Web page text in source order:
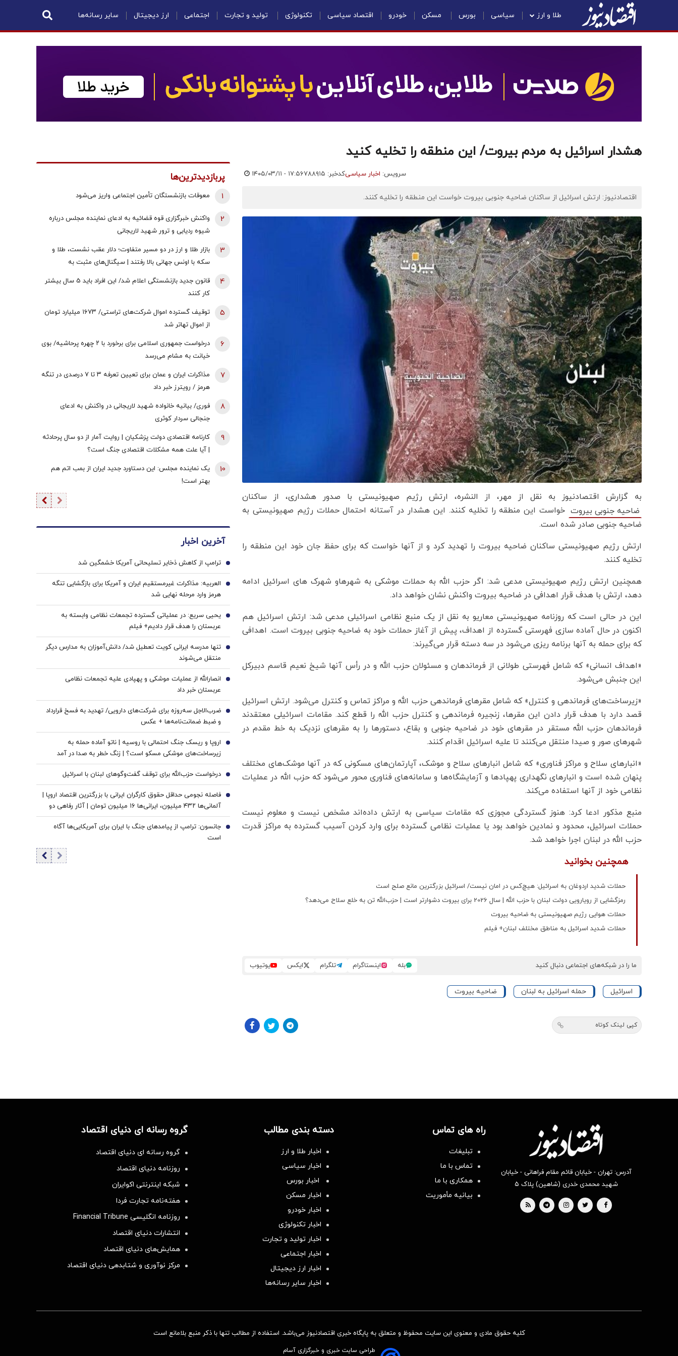
طلا و ارز سیاسی بورس مسکن خودرو اقتصاد سیاسی تکنولوژی تولید و تجارت اجتماعی ارز دیجیتال سایر رسانه‌ها
هشدار اسرائیل به مردم بیروت/ این منطقه را تخلیه کنید
سرویس: اخبار سیاسیکدخبر: ۷۸۸۹۱۵ ۱۴۰۵/۰۳/۱۱ - ۱۷:۵۶
اقتصادنیوز: ارتش اسرائیل از ساکنان ضاحیه جنوبی بیروت خواست این منطقه را تخلیه کنند.
به گزارش اقتصادنیوز به نقل از مهر، از النشره، ارتش رژیم صهیونیستی با صدور هشداری، از ساکنان
ضاحیه جنوبی بیروت خواست این منطقه را تخلیه کنند. این هشدار در آستانه احتمال حملات رژیم صهیونیستی به
ضاحیه جنوبی صادر شده است.
ارتش رژیم صهیونیستی ساکنان ضاحیه بیروت را تهدید کرد و از آنها خواست که برای حفظ جان خود این منطقه را
تخلیه کنند.
همچنین ارتش رژیم صهیونیستی مدعی شد: اگر حزب الله به حملات موشکی به شهرهاو شهرک های اسرائیل ادامه
دهد، ارتش با هدف قرار اهدافی در ضاحیه بیروت واکنش نشان خواهد داد.
این در حالی است که روزنامه صهیونیستی معاریو به نقل از یک منبع نظامی اسرائیلی مدعی شد: ارتش اسرائیل هم
اکنون در حال آماده سازی فهرستی گسترده از اهداف، پیش از آغاز حملات خود به ضاحیه جنوبی بیروت است. اهدافی
که برای حمله به آنها برنامه ریزی می‌شود در سه دسته قرار می‌گیرند:
«اهداف انسانی» که شامل فهرستی طولانی از فرماندهان و مسئولان حزب الله و در رأس آنها شیخ نعیم قاسم دبیرکل
این جنبش می‌شود.
«زیرساخت‌های فرماندهی و کنترل» که شامل مقرهای فرماندهی حزب الله و مراکز تماس و کنترل می‌شود. ارتش اسرائیل
قصد دارد با هدف قرار دادن این مقرها، زنجیره فرماندهی و کنترل حزب الله را قطع کند. مقامات اسرائیلی معتقدند
فرماندهان حزب الله مستقر در مقرهای خود در ضاحیه جنوبی و بقاع، دستورها را به مقرهای نزدیک به خط مقدم در
شهرهای صور و صیدا منتقل می‌کنند تا علیه اسرائیل اقدام کنند.
«انبارهای سلاح و مراکز فناوری» که شامل انبارهای سلاح و موشک، آپارتمان‌های مسکونی که در آنها موشک‌های مختلف
پنهان شده است و انبارهای نگهداری پهپادها و آزمایشگاه‌ها و سامانه‌های فناوری محور می‌شود که حزب الله در عملیات
نظامی خود از آنها استفاده می‌کند.
منبع مذکور ادعا کرد: هنوز گستردگی مجوزی که مقامات سیاسی به ارتش داده‌اند مشخص نیست و معلوم نیست
حملات اسرائیل، محدود و نمادین خواهد بود یا عملیات نظامی گسترده برای وارد کردن آسیب گسترده به مراکز قدرت
حزب الله در لبنان اجرا خواهد شد.
همچنین بخوانید
حملات شدید اردوغان به اسرائیل: هیچ‌کس در امان نیست/ اسرائیل بزرگترین مانع صلح است
رمزگشایی از رویارویی دولت لبنان با حزب الله | سال 2026 برای بیروت دشوارتر است | حزب‌الله تن به خلع سلاح می‌دهد؟
حملات هوایی رژیم صهیونیستی به ضاحیه بیروت
حملات شدید اسرائیل به مناطق مختلف لبنان+ فیلم
ما را در شبکه‌های اجتماعی دنبال کنید بله اینستاگرام تلگرام ایکس یوتیوب
اسرائیل حمله اسرائیل به لبنان ضاحیه بیروت
کپی لینک کوتاه
پربازدیدترین‌ها
معوقات بازنشستگان تأمین اجتماعی واریز می‌شود 1
واکنش خبرگزاری قوه قضائیه به ادعای نماینده مجلس درباره
شیوه ردیابی و ترور شهید لاریجانی
2
بازار طلا و ارز در دو مسیر متفاوت؛ دلار عقب نشست، طلا و
سکه با اونس جهانی بالا رفتند | سیگنال‌های مثبت به
3
قانون جدید بازنشستگی اعلام شد/ این افراد باید 5 سال بیشتر
کار کنند
4
توقیف گسترده اموال شرکت‌های تراستی/ ۱۶۷۳ میلیارد تومان
از اموال تهاتر شد
5
درخواست جمهوری اسلامی برای برخورد با ۲ چهره پرحاشیه/ بوی
خیانت به مشام می‌رسد
6
مذاکرات ایران و عمان برای تعیین تعرفه ۳ تا ۷ درصدی در تنگه
هرمز / رویترز خبر داد
7
فوری/ بیانیه خانواده شهید لاریجانی در واکنش به ادعای
جنجالی سردار کوثری
8
کارنامه اقتصادی دولت پزشکیان | روایت آمار از دو سال پرحادثه
| آیا علت همه مشکلات اقتصادی جنگ است؟
9
یک نماینده مجلس: این دستاورد جدید ایران از بمب اتم هم
بهتر است!
10
آخرین اخبار
ترامپ از کاهش ذخایر تسلیحاتی آمریکا خشمگین شد 1
العربیه: مذاکرات غیرمستقیم ایران و آمریکا برای بازگشایی تنگه
هرمز وارد مرحله نهایی شد
2
یحیی سریع: در عملیاتی گسترده تجمعات نظامی وابسته به
عربستان را هدف قرار دادیم+ فیلم
3
تنها مدرسه ایرانی کویت تعطیل شد/ دانش‌آموزان به مدارس دیگر
منتقل می‌شوند
4
انصارالله از عملیات موشکی و پهپادی علیه تجمعات نظامی
عربستان خبر داد
5
ضرب‌الاجل سه‌روزه برای شرکت‌های دارویی/ تهدید به فسخ قرارداد
و ضبط ضمانت‌نامه‌ها + عکس
6
اروپا و ریسک جنگ احتمالی با روسیه | ناتو آماده حمله به
زیرساخت‌های موشکی مسکو است؟ | زنگ خطر به صدا در آمد
7
درخواست حزب‌الله برای توقف گفت‌وگوهای لبنان با اسرائیل 8
فاصله نجومی حداقل حقوق کارگران ایرانی با بزرگترین اقتصاد اروپا |
آلمانی‌ها ۴۳۲ میلیون، ایرانی‌ها ۱۶ میلیون تومان | آثار رفاهی دو
مدل اقتصادی متفاوت
9
جانسون: ترامپ از پیامدهای جنگ با ایران برای آمریکایی‌ها آگاه
است
10
آدرس: تهران - خیابان قائم مقام فراهانی - خیابان
شهید محمدی خدری (شاهین) پلاک ۵
راه های تماس
تبلیغات
تماس با ما
همکاری با ما
بیانیه مأموریت
دسته بندی مطالب
اخبار طلا و ارز
اخبار سیاسی
اخبار بورس
اخبار مسکن
اخبار خودرو
اخبار تکنولوژی
اخبار تولید و تجارت
اخبار اجتماعی
اخبار ارز دیجیتال
اخبار سایر رسانه‌‌ها
گروه رسانه ای دنیای اقتصاد
گروه رسانه ای دنیای اقتصاد
روزنامه دنیای اقتصاد
شبکه اینترنتی اکوایران
هفته‌نامه تجارت فردا
روزنامه انگلیسی Financial Tribune
انتشارات دنیای اقتصاد
همایش‌های دنیای اقتصاد
مرکز نوآوری و شتابدهی دنیای اقتصاد
کلیه حقوق مادی و معنوی این سایت محفوظ و متعلق به پایگاه خبری اقتصادنیوز می‌باشد. استفاده از مطالب تنها با ذکر منبع بلامانع است
طراحی سایت خبری و خبرگزاری آسام